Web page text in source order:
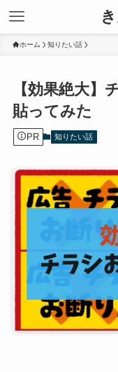
ホーム 知りたい話
【効果絶大】
貼ってみた
PR 知りたい話